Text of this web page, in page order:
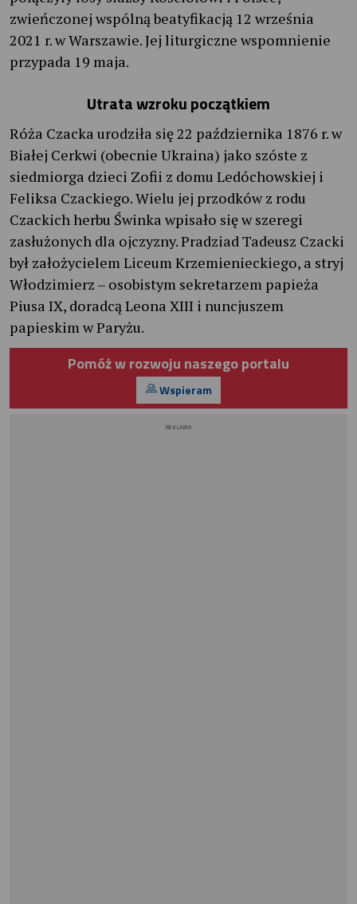
zwieńczonej wspólną beatyfikacją 12 września
2021 r. w Warszawie. Jej liturgiczne wspomnienie
przypada 19 maja.
Utrata wzroku początkiem
Róża Czacka urodziła się 22 października 1876 r. w
Białej Cerkwi (obecnie Ukraina) jako szóste z
siedmiorga dzieci Zofii z domu Ledóchowskiej i
Feliksa Czackiego. Wielu jej przodków z rodu
Czackich herbu Świnka wpisało się w szeregi
zasłużonych dla ojczyzny. Pradziad Tadeusz Czacki
był założycielem Liceum Krzemienieckiego, a stryj
Włodzimierz – osobistym sekretarzem papieża
Piusa IX, doradcą Leona XIII i nuncjuszem
papieskim w Paryżu.
Pomóż w rozwoju naszego portalu
Wspieram
REKLAMA